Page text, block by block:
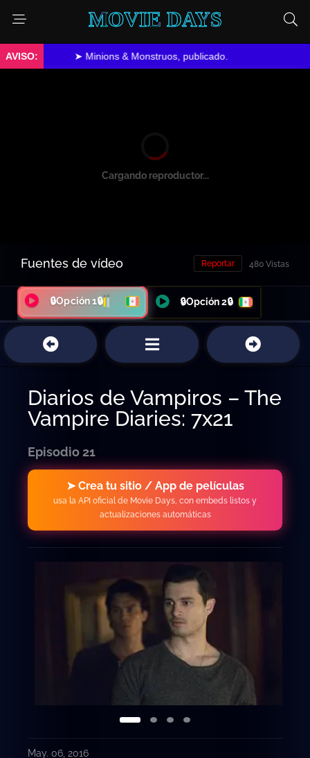
MOVIE DAYS
➤ Minions & Monstruos, publicado.
Cargando reproductor...
Fuentes de vídeo 480 Vistas
Reportar
🔒Opción 1🔒 🔒Opción 2🔒
Diarios de Vampiros – The
Vampire Diaries: 7x21
Episodio 21
➤ Crea tu sitio / App de películas
usa la API oficial de Movie Days, con embeds listos y
actualizaciones automáticas
May. 06, 2016